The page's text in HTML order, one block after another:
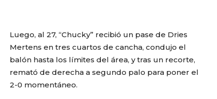
Luego, al 27, “Chucky” recibió un pase de Dries
Mertens en tres cuartos de cancha, condujo el
balón hasta los límites del área, y tras un recorte,
remató de derecha a segundo palo para poner el
2-0 momentáneo.